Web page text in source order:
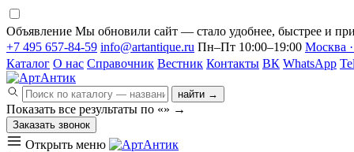
Объявление Мы обновили сайт — стало удобнее, быстрее и
+7 495 657-84-59 info@artantique.ru Пн–Пт 10:00–19:00 Москва
Каталог О нас Справочник Вестник Контакты ВК WhatsApp
найти →
Показать все результаты по «» →
Заказать звонок
Открыть меню